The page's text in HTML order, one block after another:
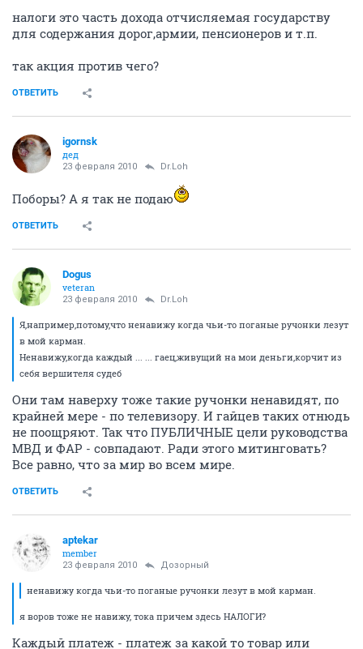
налоги это часть дохода отчисляемая государству
для содержания дорог,армии, пенсионеров и т.п.
так акция против чего?
ОТВЕТИТЬ
igornsk
дед
23 февраля 2010 Dr.Loh
Поборы? А я так не подаю
ОТВЕТИТЬ
Dogus
veteran
23 февраля 2010 Dr.Loh
Я,например,потому,что ненавижу когда чьи-то поганые ручонки лезут
в мой карман.
Ненавижу,когда каждый ... ... гаец,живущий на мои деньги,корчит из
себя вершителя судеб
Они там наверху тоже такие ручонки ненавидят, по
крайней мере - по телевизору. И гайцев таких отнюдь
не поощряют. Так что ПУБЛИЧНЫЕ цели руководства
МВД и ФАР - совпадают. Ради этого митинговать?
Все равно, что за мир во всем мире.
ОТВЕТИТЬ
aptekar
member
23 февраля 2010 Дозорный
ненавижу когда чьи-то поганые ручонки лезут в мой карман.
я воров тоже не навижу, тока причем здесь НАЛОГИ?
Каждый платеж - платеж за какой то товар или